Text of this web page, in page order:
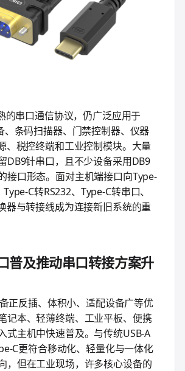
的串口通信协议，仍广泛应用于
、条码扫描器、门禁控制器、仪器
、税控终端和工业控制模块。大量
DB9针串口，且不少设备采用DB9
接口形态。面对主机端接口向Type-
C转RS232、Type-C转串口、
器与转接线成为连接新旧系统的重
普及推动串口转接方案升
正反插、体积小、适配设备广等优
记本、轻薄终端、工业平板、便携
式主机中快速普及。与传统USB-A
C更符合移动化、轻量化与一体化
，但在工业现场，许多核心设备的